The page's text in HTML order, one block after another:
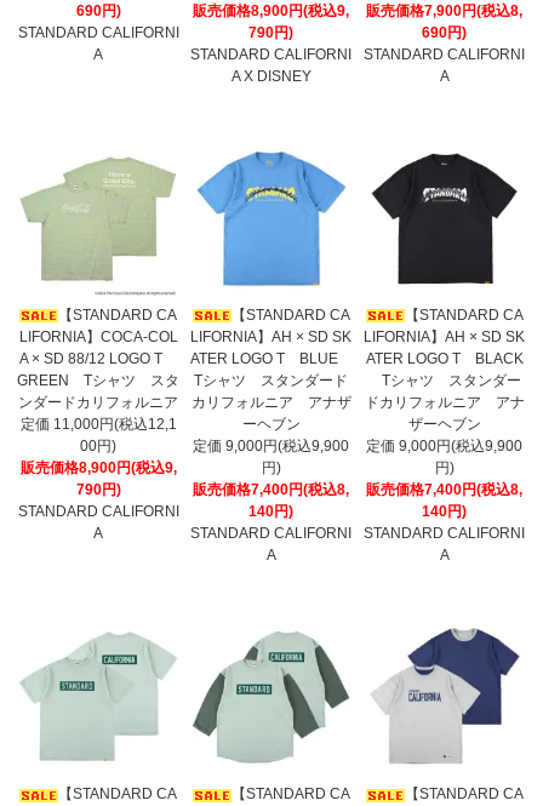
690円)
STANDARD CALIFORNI
A
販売価格8,900円(税込9,
790円)
STANDARD CALIFORNI
A X DISNEY
販売価格7,900円(税込8,
690円)
STANDARD CALIFORNI
A
【STANDARD CA
LIFORNIA】COCA-COL
A × SD 88/12 LOGO T
GREEN Tシャツ スタ
ンダードカリフォルニア
定価 11,000円(税込12,1
00円)
販売価格8,900円(税込9,
790円)
STANDARD CALIFORNI
A
【STANDARD CA
LIFORNIA】AH × SD SK
ATER LOGO T BLUE
Tシャツ スタンダード
カリフォルニア アナザ
ーヘブン
定価 9,000円(税込9,900
円)
販売価格7,400円(税込8,
140円)
STANDARD CALIFORNI
A
【STANDARD CA
LIFORNIA】AH × SD SK
ATER LOGO T BLACK
Tシャツ スタンダー
ドカリフォルニア アナ
ザーヘブン
定価 9,000円(税込9,900
円)
販売価格7,400円(税込8,
140円)
STANDARD CALIFORNI
A
【STANDARD CA
【STANDARD CA
【STANDARD CA